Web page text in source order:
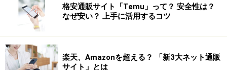
まずはショップからのメールが迷惑メールに振り分けら
れていないか、携帯電話のメールアドレスの場合には受
格安通販サイト「Temu」って？ 安全性は？
なぜ安い？ 上手に活用するコツ
楽天、Amazonを超える？ 「新3大ネット通販
サイト」とは